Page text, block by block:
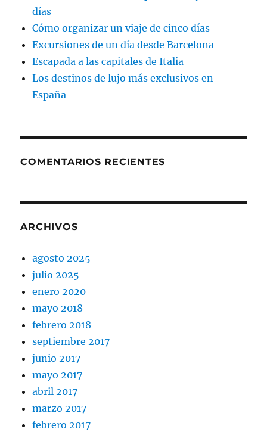
días
Cómo organizar un viaje de cinco días
Excursiones de un día desde Barcelona
Escapada a las capitales de Italia
Los destinos de lujo más exclusivos en
España
COMENTARIOS RECIENTES
ARCHIVOS
agosto 2025
julio 2025
enero 2020
mayo 2018
febrero 2018
septiembre 2017
junio 2017
mayo 2017
abril 2017
marzo 2017
febrero 2017